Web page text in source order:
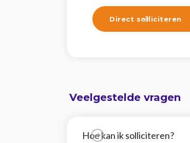
Direct solliciteren

Veelgestelde vragen
Hoe kan ik solliciteren?